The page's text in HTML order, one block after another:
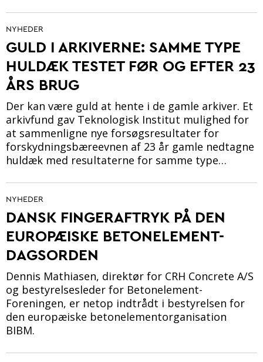
NYHEDER
GULD I ARKIVERNE: SAMME TYPE
HULDÆK TESTET FØR OG EFTER 23
ÅRS BRUG
Der kan være guld at hente i de gamle arkiver. Et
arkivfund gav Teknologisk Institut mulighed for
at sammenligne nye forsøgsresultater for
forskydningsbæreevnen af 23 år gamle nedtagne
huldæk med resultaterne for samme type…
NYHEDER
DANSK FINGERAFTRYK PÅ DEN
EUROPÆISKE BETONELEMENT-
DAGSORDEN
Dennis Mathiasen, direktør for CRH Concrete A/S
og bestyrelsesleder for Betonelement-
Foreningen, er netop indtrådt i bestyrelsen for
den europæiske betonelementorganisation
BIBM.